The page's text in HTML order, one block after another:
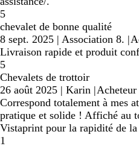
5
chevalet de bonne qualité
8 sept. 2025 | Association 8. |
Livraison rapide et produit
5
Chevalets de trottoir
26 août 2025 | Karin |
Correspond totalement à mes
pratique et solide ! Affiché au
Vistaprint pour la rapidité de
1